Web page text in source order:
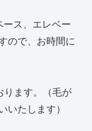
ス、エレベー
ので、お時間に
ります。（毛が
いたします）